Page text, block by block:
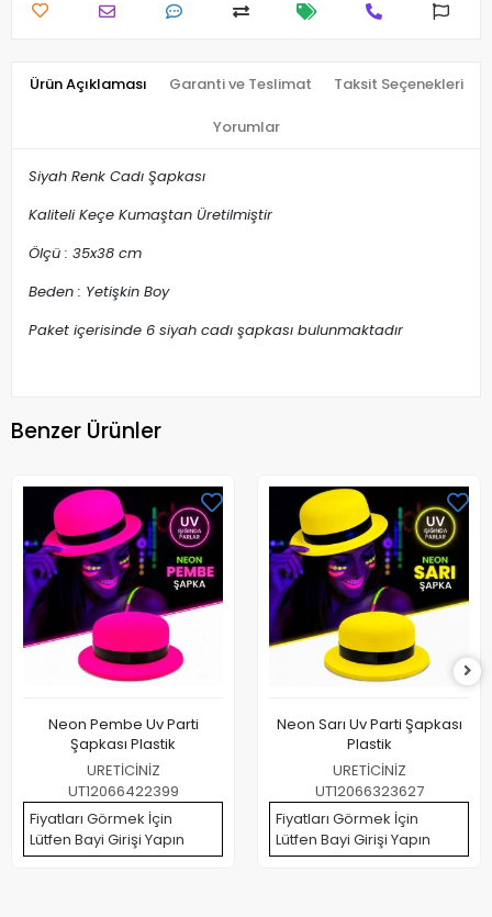
Ürün Açıklaması Garanti ve Teslimat Taksit Seçenekleri
Yorumlar
Siyah Renk Cadı Şapkası
Kaliteli Keçe Kumaştan Üretilmiştir
Ölçü : 35x38 cm
Beden : Yetişkin Boy
Paket içerisinde 6 siyah cadı şapkası bulunmaktadır
Benzer Ürünler
Neon Pembe Uv Parti
Şapkası Plastik
URETİCİNİZ
UT12066422399
Fiyatları Görmek İçin
Lütfen Bayi Girişi Yapın
Neon Sarı Uv Parti Şapkası
Plastik
URETİCİNİZ
UT12066323627
Fiyatları Görmek İçin
Lütfen Bayi Girişi Yapın